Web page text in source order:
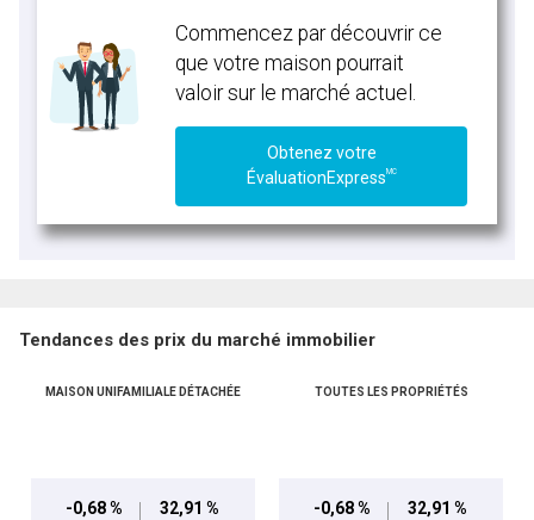
Commencez par découvrir ce
que votre maison pourrait
valoir sur le marché actuel.
Obtenez votre
ÉvaluationExpressMC
Tendances des prix du marché immobilier
MAISON UNIFAMILIALE DÉTACHÉE
-0,68 % 32,91 %
TOUTES LES PROPRIÉTÉS
-0,68 % 32,91 %